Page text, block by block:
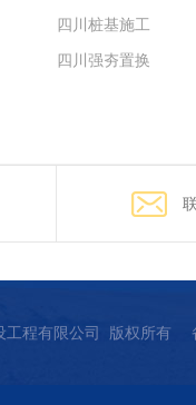
四川桩基施工
四川强夯置换
工程有限公司 版权所有